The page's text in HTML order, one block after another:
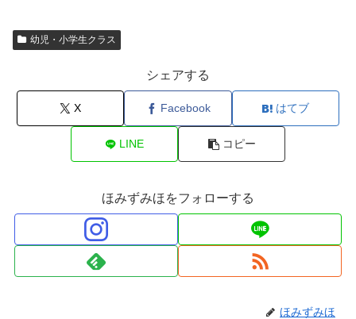
幼児・小学生クラス
シェアする
X Facebook はてブ
LINE コピー
ほみずみほをフォローする
ほみずみほ